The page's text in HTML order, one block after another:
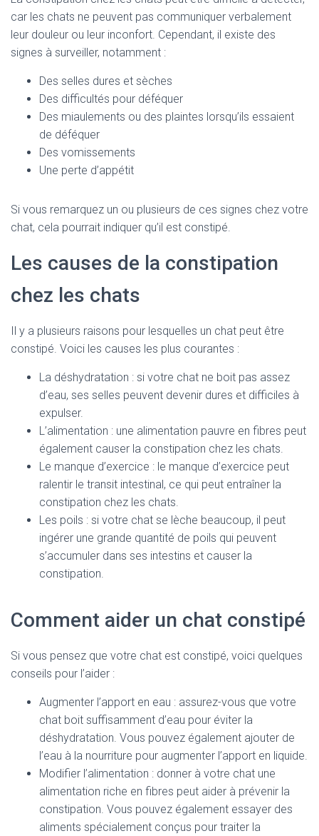
car les chats ne peuvent pas communiquer verbalement
leur douleur ou leur inconfort. Cependant, il existe des
signes à surveiller, notamment :
Des selles dures et sèches
Des difficultés pour déféquer
Des miaulements ou des plaintes lorsqu’ils essaient
de déféquer
Des vomissements
Une perte d’appétit
Si vous remarquez un ou plusieurs de ces signes chez votre
chat, cela pourrait indiquer qu’il est constipé.
Les causes de la constipation
chez les chats
Il y a plusieurs raisons pour lesquelles un chat peut être
constipé. Voici les causes les plus courantes :
La déshydratation : si votre chat ne boit pas assez
d’eau, ses selles peuvent devenir dures et difficiles à
expulser.
L’alimentation : une alimentation pauvre en fibres peut
également causer la constipation chez les chats.
Le manque d’exercice : le manque d’exercice peut
ralentir le transit intestinal, ce qui peut entraîner la
constipation chez les chats.
Les poils : si votre chat se lèche beaucoup, il peut
ingérer une grande quantité de poils qui peuvent
s’accumuler dans ses intestins et causer la
constipation.
Comment aider un chat constipé
Si vous pensez que votre chat est constipé, voici quelques
conseils pour l’aider :
Augmenter l’apport en eau : assurez-vous que votre
chat boit suffisamment d’eau pour éviter la
déshydratation. Vous pouvez également ajouter de
l’eau à la nourriture pour augmenter l’apport en liquide.
Modifier l’alimentation : donner à votre chat une
alimentation riche en fibres peut aider à prévenir la
constipation. Vous pouvez également essayer des
aliments spécialement conçus pour traiter la